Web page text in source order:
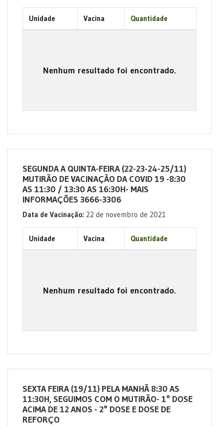
Unidade Vacina Quantidade
Nenhum resultado foi encontrado.
SEGUNDA A QUINTA-FEIRA (22-23-24-25/11)
MUTIRÃO DE VACINAÇÃO DA COVID 19 -8:30
AS 11:30 / 13:30 AS 16:30H- MAIS
INFORMAÇÕES 3666-3306
Data de Vacinação: 22 de novembro de 2021
Unidade Vacina Quantidade
Nenhum resultado foi encontrado.
SEXTA FEIRA (19/11) PELA MANHÃ 8:30 AS
11:30H, SEGUIMOS COM O MUTIRÃO- 1° DOSE
ACIMA DE 12 ANOS - 2° DOSE E DOSE DE
REFORÇO